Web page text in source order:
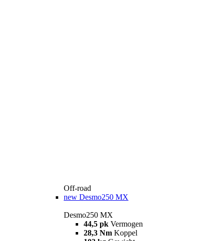
Off-road
new Desmo250 MX
Desmo250 MX
44,5 pk Vermogen
28,3 Nm Koppel